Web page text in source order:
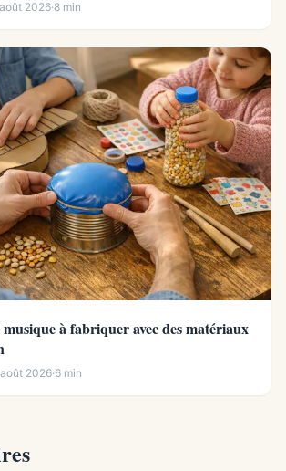
2026·8 min
à fabriquer avec des matériaux
2026·6 min